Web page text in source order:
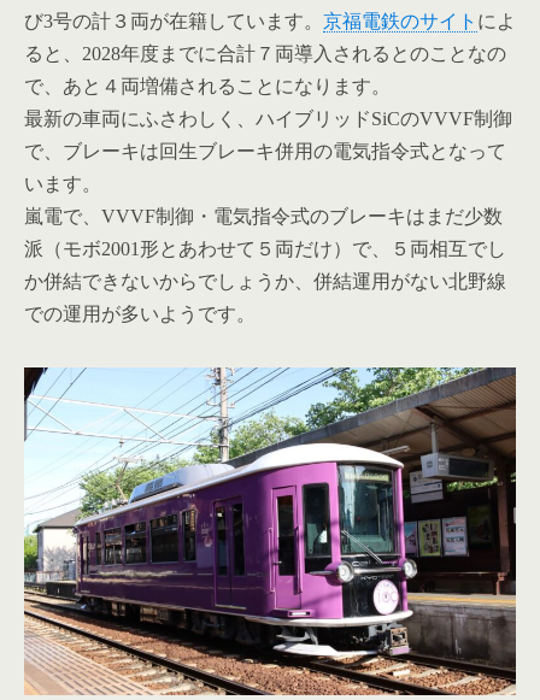
び3号の計３両が在籍しています。 京福電鉄のサイト によ
ると、2028年度までに合計７両導入されるとのことなの
で、あと４両増備されることになります。
最新の車両にふさわしく、ハイブリッドSiCのVVVF制御
で、ブレーキは回生ブレーキ併用の電気指令式となって
います。
嵐電で、VVVF制御・電気指令式のブレーキはまだ少数
派（モボ2001形とあわせて５両だけ）で、５両相互でし
か併結できないからでしょうか、併結運用がない北野線
での運用が多いようです。